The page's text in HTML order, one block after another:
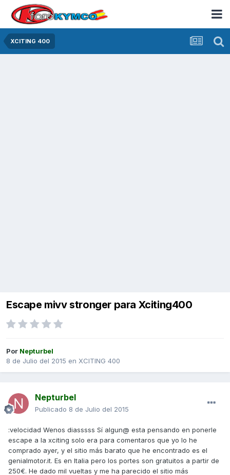
XCITING 400
Escape mivv stronger para Xciting400
Por Nepturbel
8 de Julio del 2015 en XCITING 400
Nepturbel
Publicado 8 de Julio del 2015
:velocidad Wenos diasssss Sí algun@ esta pensando en ponerle
escape a la xciting solo era para comentaros que yo lo he
comprado ayer, y el sitio más barato que he encontrado es el
genialmotor.it. Es en Italia pero los portes son gratuitos a partir de
250€. He dado mil vueltas y me ha parecido el sitio más